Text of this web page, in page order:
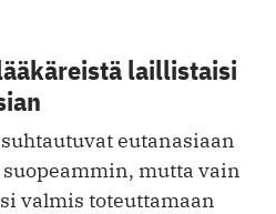
laillistaisi
eutanasiaan
mutta vain
valmis toteuttamaan